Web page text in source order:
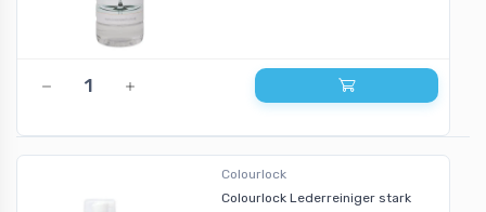
Colourlock
Colourlock Lederreiniger stark